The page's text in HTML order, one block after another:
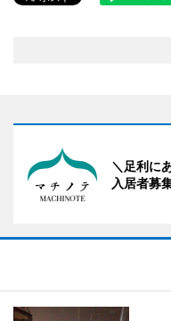
＼足利に
入居者募